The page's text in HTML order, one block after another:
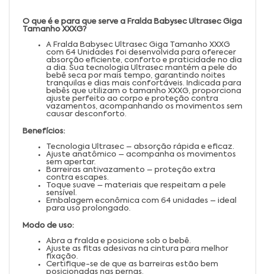
O que é e para que serve a Fralda Babysec Ultrasec Giga
Tamanho XXXG?
A Fralda Babysec Ultrasec Giga Tamanho XXXG
com 64 Unidades foi desenvolvida para oferecer
absorção eficiente, conforto e praticidade no dia
a dia. Sua tecnologia Ultrasec mantém a pele do
bebê seca por mais tempo, garantindo noites
tranquilas e dias mais confortáveis. Indicada para
bebês que utilizam o tamanho XXXG, proporciona
ajuste perfeito ao corpo e proteção contra
vazamentos, acompanhando os movimentos sem
causar desconforto.
Benefícios:
Tecnologia Ultrasec – absorção rápida e eficaz.
Ajuste anatômico – acompanha os movimentos
sem apertar.
Barreiras antivazamento – proteção extra
contra escapes.
Toque suave – materiais que respeitam a pele
sensível.
Embalagem econômica com 64 unidades – ideal
para uso prolongado.
Modo de uso:
Abra a fralda e posicione sob o bebê.
Ajuste as fitas adesivas na cintura para melhor
fixação.
Certifique-se de que as barreiras estão bem
posicionadas nas pernas.